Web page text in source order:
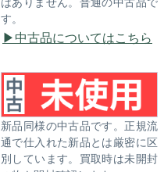
す。
中古品についてはこちら
新品同様の中古品です。正規流
通で仕入れた新品とは厳密に区
別しています。買取時は未開封